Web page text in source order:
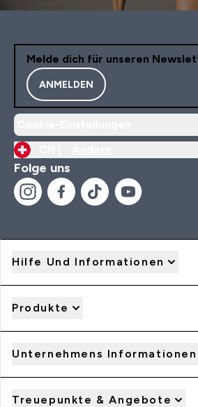
Melde dich für unseren
ANMELDEN
Folge uns
Hilfe Und Informationen
Produkte
Unternehmens Informationen
Treuepunkte & Angebote